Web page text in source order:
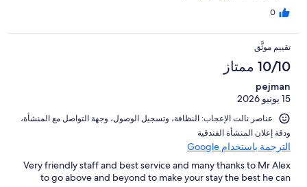
0
تقييم موثَّق
10/10 ممتاز
pejman
15 يونيو 2026
عناصر نالت الإعجاب: ⁦النظافة⁩، و⁦تسجيل الوصول⁩، و⁦جهة التواصل مع المنشأة⁩،
و⁦دقة إعلان المنشأة الفندقية⁩
الترجمة باستخدام Google
Very friendly staff and best service and many thanks to Mr Alex
to go above and beyond to make your stay the best he can